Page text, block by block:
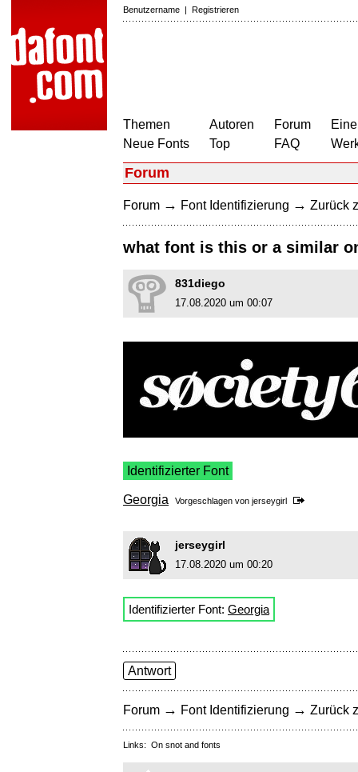
Benutzername | Registrieren
Themen
Neue Fonts
Autoren
Top
Forum
FAQ
Forum
Forum → Font Identifizierung → Zurück
what font is this or a similar
831diego
17.08.2020 um 00:07
Identifizierter Font
Georgia Vorgeschlagen von jerseygirl
jerseygirl
17.08.2020 um 00:20
Identifizierter Font: Georgia
Antwort
Forum → Font Identifizierung → Zurück
Links: On snot and fonts